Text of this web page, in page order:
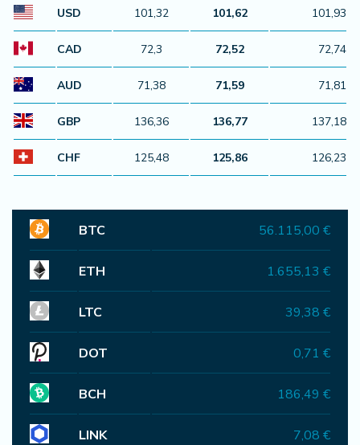
USD 101,32 101,62 101,93
CAD 72,3 72,52 72,74
AUD 71,38 71,59 71,81
GBP 136,36 136,77 137,18
CHF 125,48 125,86 126,23
BTC 56.115,00 €
ETH 1.655,13 €
LTC 39,38 €
DOT 0,71 €
BCH 186,49 €
LINK 7,08 €